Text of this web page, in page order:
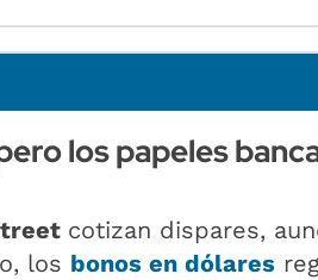
los papeles
cotizan dispares,
los bonos en dólares